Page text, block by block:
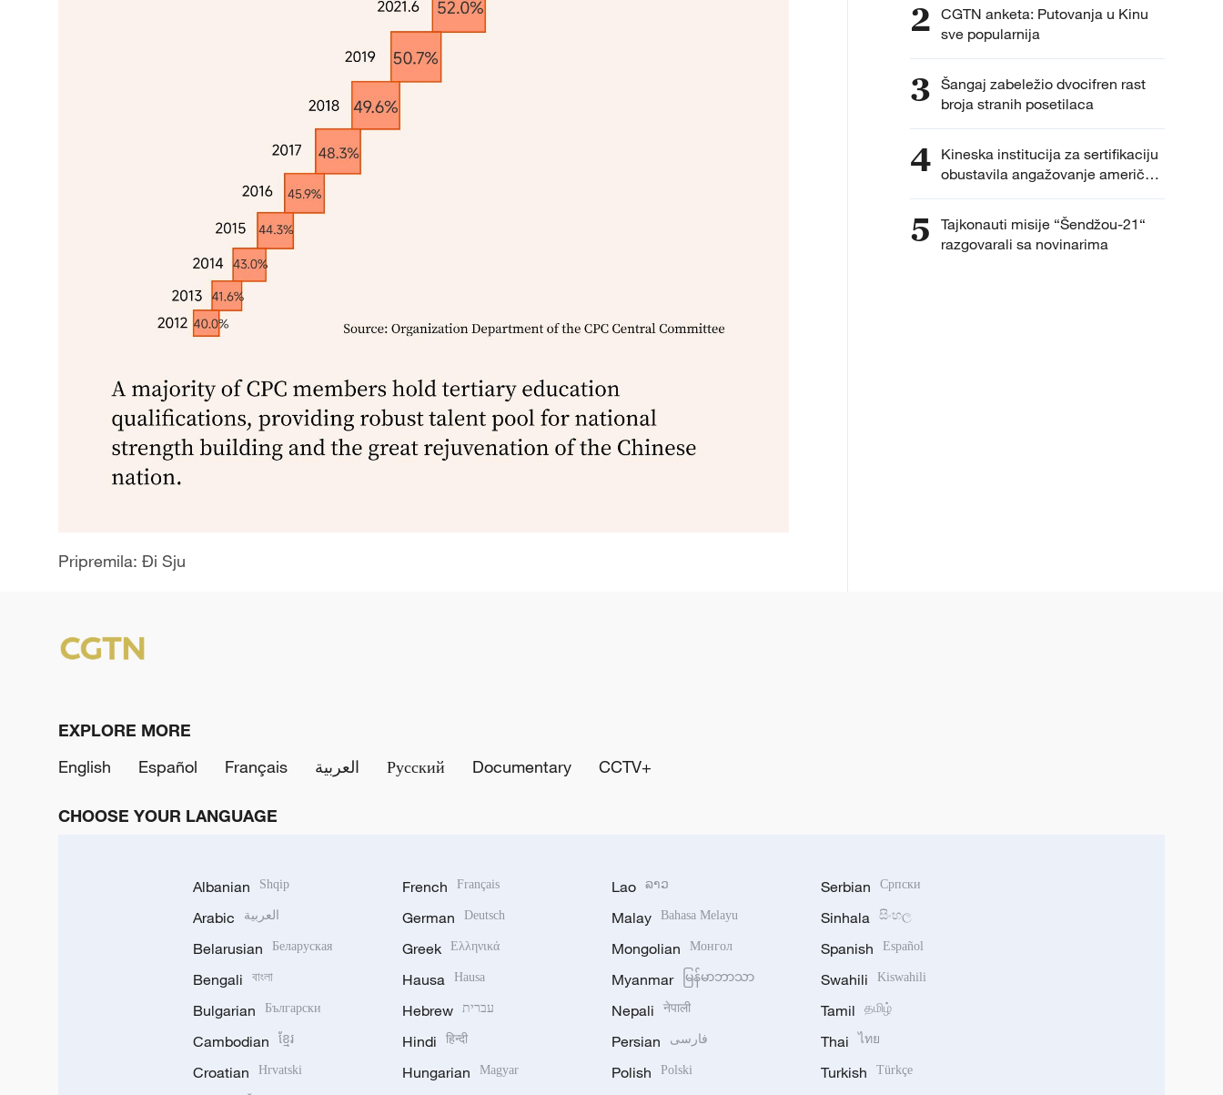
Pripremila: Đi Sju
2 CGTN anketa: Putovanja u Kinu
sve popularnija
3 Šangaj zabeležio dvocifren rast
broja stranih posetilaca
4 Kineska institucija za sertifikaciju
obustavila angažovanje američkih
agencija za sprovođenje
5
Tajkonauti misije “Šendžou-21“
razgovarali sa novinarima
EXPLORE MORE
English
Español Français العربية Русский Documentary CCTV+
CHOOSE YOUR LANGUAGE
Albanian Shqip
Arabic العربية
Belarusian Беларуская
Bengali বাংলা
Bulgarian Български
Cambodian ខ្មែរ
Croatian Hrvatski
French Français
German Deutsch
Greek Ελληνικά
Hausa Hausa
Hebrew עברית
Hindi हिन्दी
Hungarian Magyar
Lao ລາວ
Malay Bahasa Melayu
Mongolian Монгол
Myanmar မြန်မာဘာသာ
Nepali नेपाली
Persian فارسی
Polish Polski
Serbian Српски
Sinhala සිංහල
Spanish Español
Swahili Kiswahili
Tamil தமிழ்
Thai ไทย
Turkish Türkçe